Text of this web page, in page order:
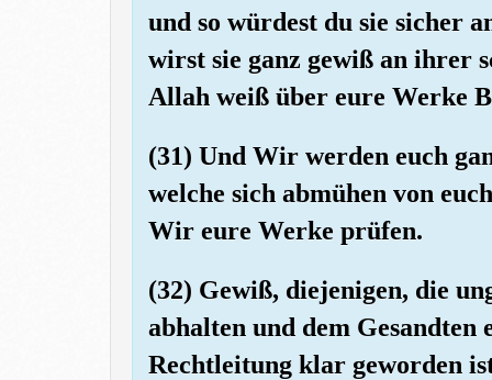
und so würdest du sie sicher
wirst sie ganz gewiß an ihrer
Allah weiß über eure Werke
(31) Und Wir werden euch
welche sich abmühen von
Wir eure Werke prüfen.
(32) Gewiß, diejenigen, die
abhalten und dem Gesandten
Rechtleitung klar geworden